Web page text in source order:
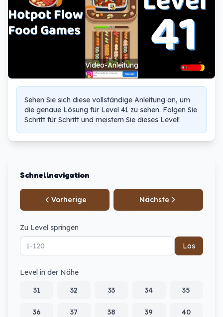
Video-Anleitung
Sehen Sie sich diese vollständige Anleitung an, um
die genaue Lösung für Level 41 zu sehen. Folgen Sie
Schritt für Schritt und meistern Sie dieses Level!
Schnellnavigation
Vorherige Nächste
Zu Level springen
Los
Level in der Nähe
31
32 33 34 35
36 37 38 39 40